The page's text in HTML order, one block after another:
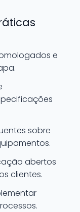
e
sobre
abertos
clientes.